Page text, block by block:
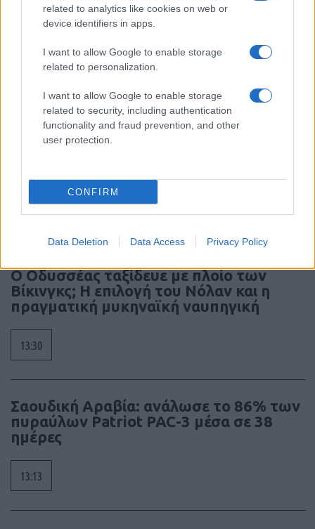
related to analytics like cookies on web or
device identifiers in apps.
I want to allow Google to enable storage
related to personalization.
I want to allow Google to enable storage
related to security, including authentication
functionality and fraud prevention, and other
user protection.
CONFIRM
Data Deletion Data Access Privacy Policy
Ουκρανικά πλήγματα στη Μαύρη
Θάλασσα: Στόχος πλοία κοντά στο
Νοβοροσίσκ
Η Γερουσία των ΗΠΑ απέτρεψε διακοπή
εκλογές Νοεμβρίου
13:54
Ο Οδυσσέας ταξίδευε με πλοίο των
Βίκινγκς; Η επιλογή του Νόλαν και η
πραγματική μυκηναϊκή ναυπηγική
13:30
Σαουδική Αραβία: ανάλωσε το 86% των
πυραύλων Patriot PAC-3 μέσα σε 38
ημέρες
13:13